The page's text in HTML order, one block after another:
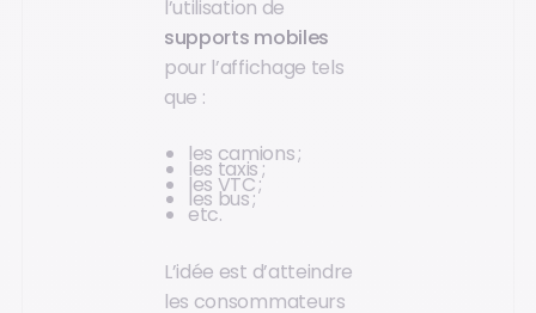
l’utilisation de
supports mobiles
pour l’affichage tels
que :
les camions ;
les taxis ;
les VTC ;
les bus ;
etc.
L’idée est d’atteindre
les consommateurs